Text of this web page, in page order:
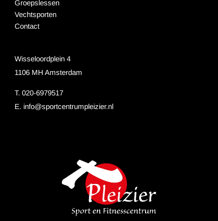
Groepslessen
Vechtsporten
Contact
Wisseloordplein 4
1106 MH Amsterdam
T. 020-6979517
E. info@sportcentrumpleizier.nl